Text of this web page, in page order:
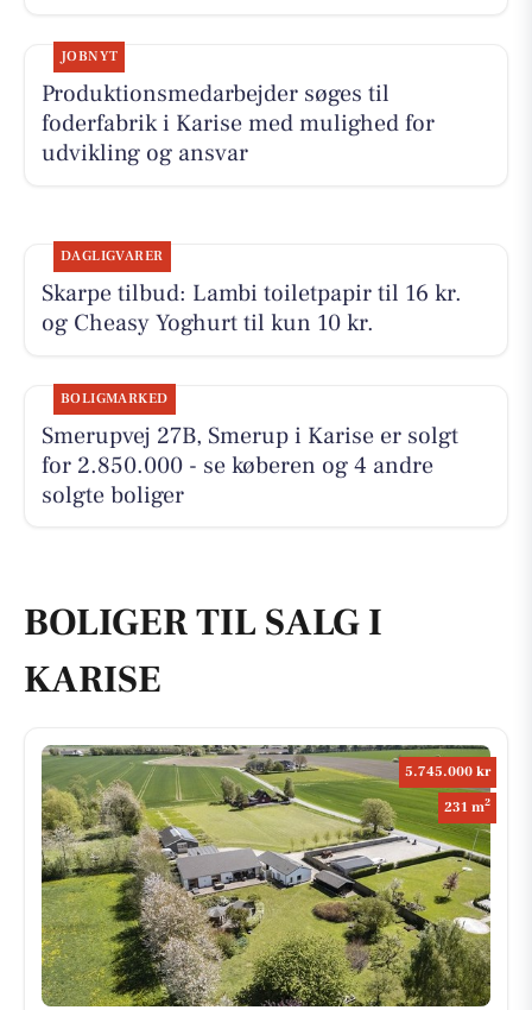
JOBNYT
Produktionsmedarbejder søges til
foderfabrik i Karise med mulighed for
udvikling og ansvar
DAGLIGVARER
Skarpe tilbud: Lambi toiletpapir til 16 kr.
og Cheasy Yoghurt til kun 10 kr.
BOLIGMARKED
Smerupvej 27B, Smerup i Karise er solgt
for 2.850.000 - se køberen og 4 andre
solgte boliger
BOLIGER TIL SALG I
KARISE
5.745.000 kr
231 m2